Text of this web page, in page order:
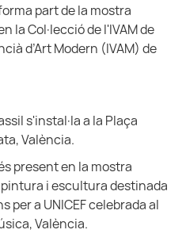
part de la mostra
la Col·lecció de l'IVAM de
d’Art Modern (IVAM) de
s'instal·la a la Plaça
València.
present en la mostra
pintura i escultura destinada
per a UNICEF celebrada al
València.